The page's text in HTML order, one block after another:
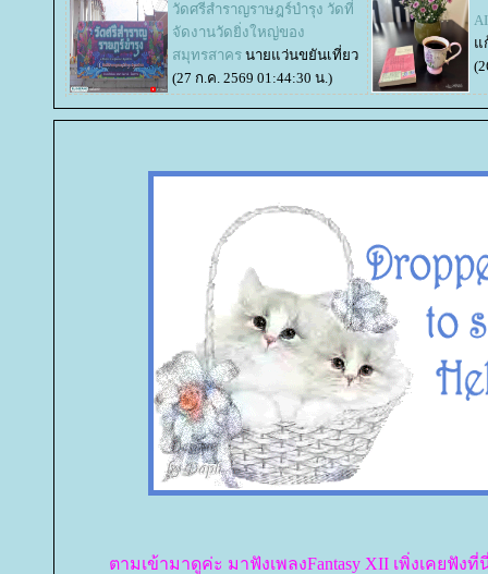
วัดศรีสำราญราษฎร์บำรุง วัดที่
จัดงานวัดยิ่งใหญ่ของ
สมุทรสาคร นายแว่นขยันเที่ยว
(27 ก.ค. 2569 01:44:30 น.)
ก้
ตามเข้ามาดูค่ะ มาฟังเพลงFantasy XII เพิ่งเคยฟัง